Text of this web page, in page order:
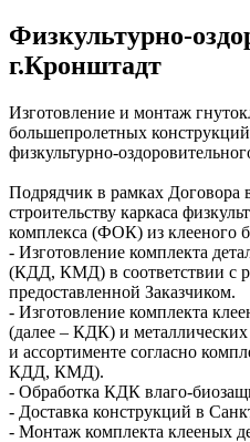
Физкультурно-
г.Кронштадт
Изготовление и монтаж
большепролетных конструкций
физкультурно-
Подрядчик в рамках Договора
строительству каркаса
комплекса (ФОК) из клееного
- Изготовление комплекта
(КДД, КМД) в соответствии с
предоставленной Заказчиком.
- Изготовление комплекта
(далее – КДК) и
и ассортименте согласно
КДД, КМД).
- Обработка КДК влаго-
- Доставка конструкций в
- Монтаж комплекта клееных